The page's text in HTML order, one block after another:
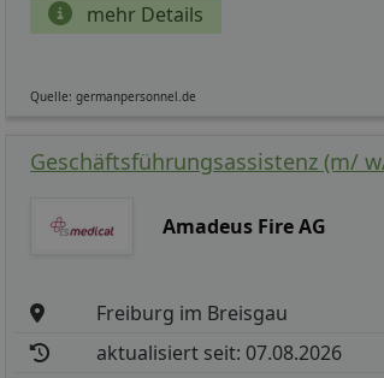
mehr Details
Quelle: germanpersonnel.de
Geschäftsführungsassistenz (m/
Amadeus Fire AG
Freiburg im Breisgau
aktualisiert seit: 07.08.2026